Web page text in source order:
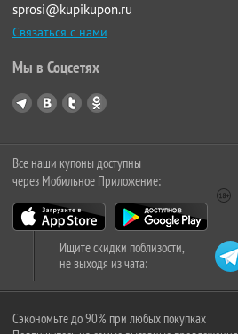
sprosi@kupikupon.ru
Связаться с нами
Мы в Соцсетях
Все наши купоны доступны
через Мобильное Приложение:
Ищите скидки поблизости,
не выходя из чата:
Сэкономьте до 90% при любых покупках